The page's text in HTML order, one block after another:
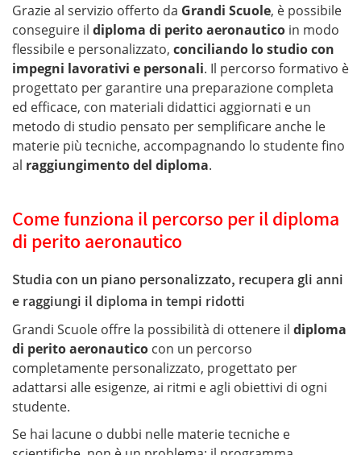
Grazie al servizio offerto da Grandi Scuole, è possibile
conseguire il diploma di perito aeronautico in modo
flessibile e personalizzato, conciliando lo studio con
impegni lavorativi e personali. Il percorso formativo è
progettato per garantire una preparazione completa
ed efficace, con materiali didattici aggiornati e un
metodo di studio pensato per semplificare anche le
materie più tecniche, accompagnando lo studente fino
al raggiungimento del diploma.
Come funziona il percorso per il diploma
di perito aeronautico
Studia con un piano personalizzato, recupera gli anni
e raggiungi il diploma in tempi ridotti
Grandi Scuole offre la possibilità di ottenere il diploma
di perito aeronautico con un percorso
completamente personalizzato, progettato per
adattarsi alle esigenze, ai ritmi e agli obiettivi di ogni
studente.
Se hai lacune o dubbi nelle materie tecniche e